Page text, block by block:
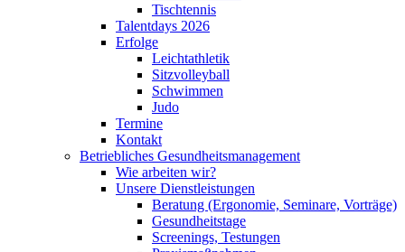
Tischtennis
Talentdays 2026
Erfolge
Leichtathletik
Sitzvolleyball
Schwimmen
Judo
Termine
Kontakt
Betriebliches Gesundheits­management
Wie arbeiten wir?
Unsere Dienstleistungen
Beratung (Ergonomie, Seminare, Vorträge)
Gesundheitstage
Screenings, Testungen